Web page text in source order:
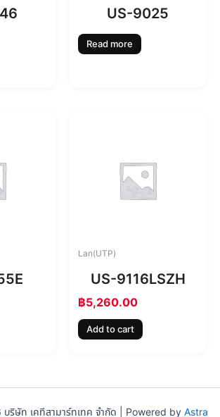
US-9025
Read more
Lan(UTP)
US-9116LSZH
฿5,260.00
Add to cart
ริษัท เคทีสามาร์ทเทค จำกัด | Powered by Astra